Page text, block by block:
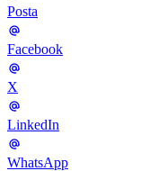
Posta
Facebook
X
LinkedIn
WhatsApp